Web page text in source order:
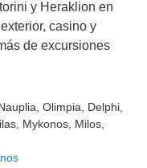
y Heraklion en
casino y
de excursiones
Nauplia , Olimpia , Delphi
, Mykonos , Milos